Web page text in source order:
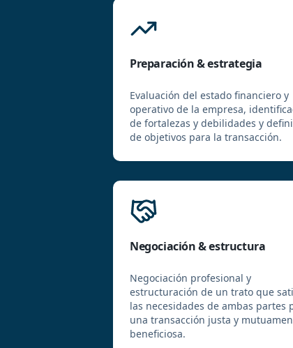
Preparación & estrategia
Evaluación del estado financiero y
operativo de la empresa,
de fortalezas y debilidades y
de objetivos para la transacción.
Negociación & estructura
Negociación profesional y
estructuración de un trato que
las necesidades de ambas partes
una transacción justa y
beneficiosa.